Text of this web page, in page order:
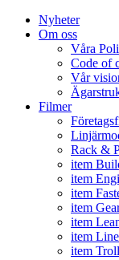
Nyheter
Om oss
Våra
Code of
Vår
Filmer
Rack &
item
item
item
item
item
item
item